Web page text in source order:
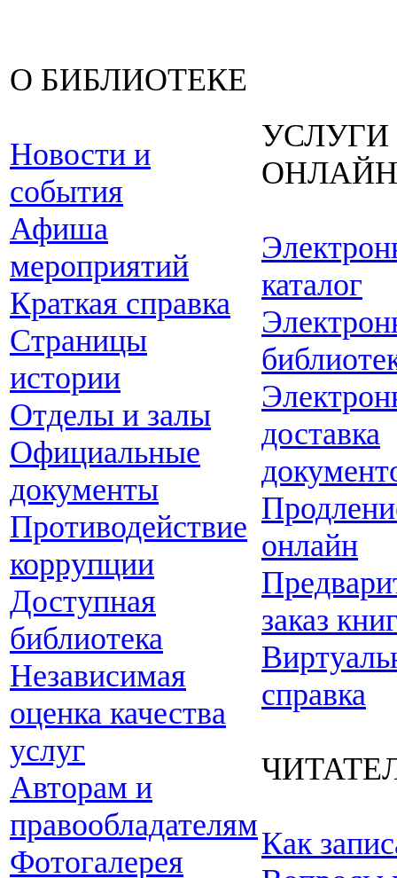
О БИБЛИОТЕКЕ
Новости и
события
Афиша
мероприятий
Краткая справка
Страницы
истории
Отделы и залы
Официальные
документы
Противодействие
коррупции
Доступная
библиотека
Независимая
оценка качества
услуг
Авторам и
правообладателям
Фотогалерея
УСЛУГИ
ОНЛАЙН
каталог
доставка
онлайн
заказ
справка
Как